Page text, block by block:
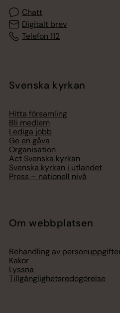
Chatt
Digitalt brev
Telefon 112
Svenska kyrkan
Hitta församling
Bli medlem
Lediga jobb
Ge en gåva
Organisation
Act Svenska kyrkan
Svenska kyrkan i utlandet
Press – nationell nivå
Om webbplatsen
Behandling av
Kakor
Lyssna
Tillgänglighetsredogörelse